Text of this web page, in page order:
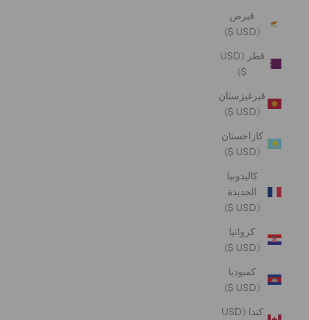
قبرص
(USD $)
قطر (USD
$)
قيرغيزستان
(USD $)
كازاخستان
(USD $)
كاليدونيا
الجديدة
(USD $)
كرواتيا
(USD $)
كمبوديا
(USD $)
كندا (USD